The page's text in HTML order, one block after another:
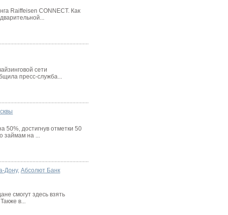
Raiffeisen CONNECT. Как
сети
пресс-служба...
50%, достигнув отметки 50
займам на ...
Дону,Абсолют Банк
смогут здесь взять
в...